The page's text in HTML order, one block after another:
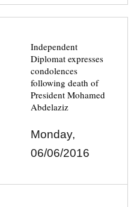
Independent
Diplomat expresses
condolences
following death of
President Mohamed
Abdelaziz
Monday,
06/06/2016